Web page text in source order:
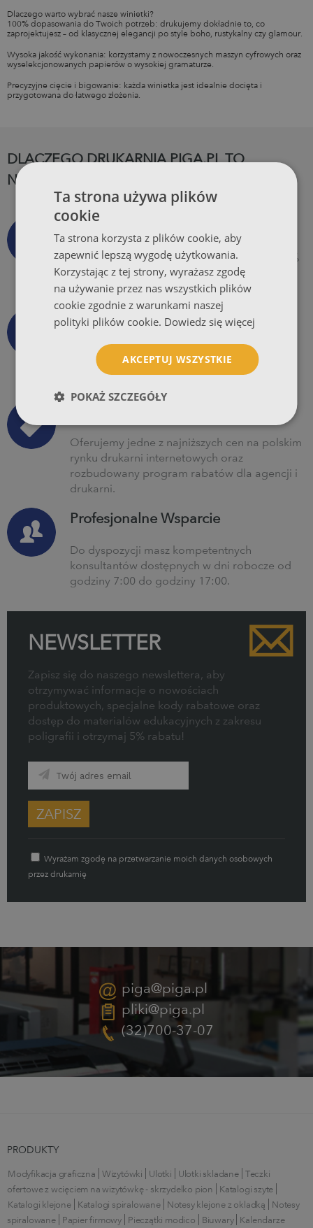
Dlaczego warto wybrać nasze winietki?
100% dopasowania do Twoich potrzeb: drukujemy dokładnie to, co
zaprojektujesz – od klasycznej elegancji po style boho, rustykalny czy glamour.
Wysoka jakość wykonania: korzystamy z nowoczesnych maszyn cyfrowych oraz
wyselekcjonowanych papierów o wysokiej gramaturze.
Precyzyjne cięcie i bigowanie: każda winietka jest idealnie docięta i
przygotowana do łatwego złożenia.
DLACZEGO DRUKARNIA PIGA.PL TO
NAJLEPSZA DRUKARNIA INTERNETOWA?
Obietnica Piga.Pl
Obietnica codziennej kalibracji koloru, 99,5%
dostaw na czas, pełnej ochrony online oraz
całkowitej satysfakcji.
Wysyłka Za Darmo
Wszystkie produkty, niezależnie od nakładu
wysyłamy bezpłatnie przy współpracy z
Oferujemy jedne z najniższych cen na polskim
rynku drukarni internetowych oraz
rozbudowany program rabatów dla agencji i
drukarni.
Profesjonalne Wsparcie
Do dyspozycji masz kompetentnych
konsultantów dostępnych w dni robocze od
godziny 7:00 do godziny 17:00.
NEWSLETTER
Zapisz się do naszego newslettera, aby
otrzymywać informacje o nowościach
produktowych, specjalne kody rabatowe oraz
dostęp do materiałów edukacyjnych z zakresu
poligrafii i otrzymaj 5% rabatu!
ZAPISZ
Wyrażam zgodę na przetwarzanie moich danych osobowych
przez drukarnię
piga@piga.pl
pliki@piga.pl
(32)700-37-07
PRODUKTY
Modyfikacja graficzna Wizytówki Ulotki Ulotki składane Teczki
ofertowe z wcięciem na wizytówkę - skrzydełko pion
Katalogi szyte
Katalogi klejone
Katalogi spiralowane Notesy klejone z okładką
Notesy
spiralowane
Papier firmowy Pieczątki modico Biuwary Kalendarze
Ta strona używa plików
cookie
Ta strona korzysta z plików cookie, aby
zapewnić lepszą wygodę użytkowania.
Korzystając z tej strony, wyrażasz zgodę
na używanie przez nas wszystkich plików
cookie zgodnie z warunkami naszej
polityki plików cookie. Dowiedz się więcej
AKCEPTUJ WSZYSTKIE
POKAŻ SZCZEGÓŁY